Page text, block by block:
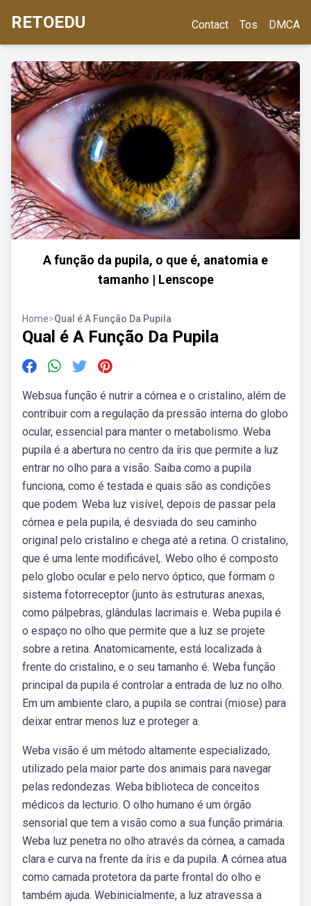
RETOEDU Contact Tos DMCA
A função da pupila, o que é, anatomia e
tamanho | Lenscope
Home>Qual é A Função Da Pupila
Qual é A Função Da Pupila
Websua função é nutrir a córnea e o cristalino, além de
contribuir com a regulação da pressão interna do globo
ocular, essencial para manter o metabolismo. Weba
pupila é a abertura no centro da íris que permite a luz
entrar no olho para a visão. Saiba como a pupila
funciona, como é testada e quais são as condições
que podem. Weba luz visível, depois de passar pela
córnea e pela pupila, é desviada do seu caminho
original pelo cristalino e chega até a retina. O cristalino,
que é uma lente modificável,. Webo olho é composto
pelo globo ocular e pelo nervo óptico, que formam o
sistema fotorreceptor (junto às estruturas anexas,
como pálpebras, glândulas lacrimais e. Weba pupila é
o espaço no olho que permite que a luz se projete
sobre a retina. Anatomicamente, está localizada à
frente do cristalino, e o seu tamanho é. Weba função
principal da pupila é controlar a entrada de luz no olho.
Em um ambiente claro, a pupila se contrai (miose) para
deixar entrar menos luz e proteger a.
Weba visão é um método altamente especializado,
utilizado pela maior parte dos animais para navegar
pelas redondezas. Weba biblioteca de conceitos
médicos da lecturio. O olho humano é um órgão
sensorial que tem a visão como a sua função primária.
Weba luz penetra no olho através da córnea, a camada
clara e curva na frente da íris e da pupila. A córnea atua
como camada protetora da parte frontal do olho e
também ajuda. Webinicialmente, a luz atravessa a